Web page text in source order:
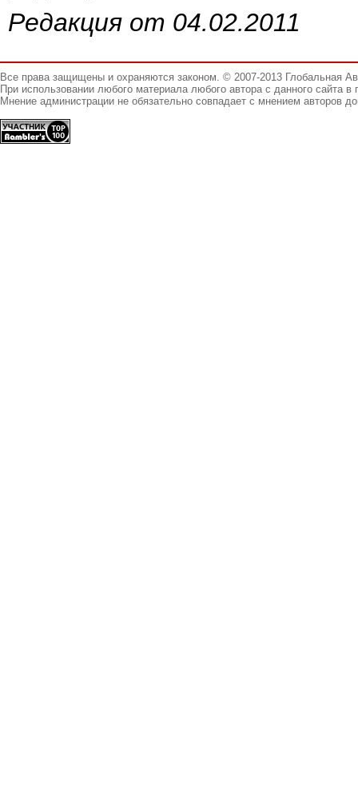
Редакция от 04.02.2011
Все права защищены и охраняются законом. © 2007-2013 Глобальная
При использовании любого материала любого автора с данного сайта
Мнение администрации не обязательно совпадает с мнением авторов